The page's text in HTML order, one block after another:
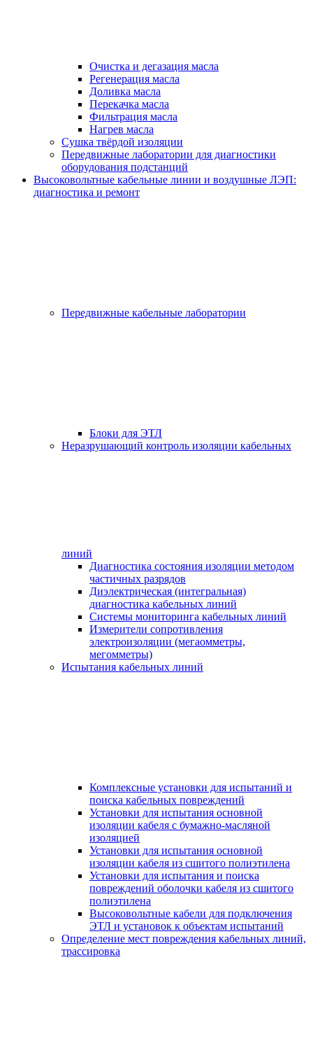
Очистка и дегазация масла
Регенерация масла
Доливка масла
Перекачка масла
Фильтрация масла
Нагрев масла
Сушка твёрдой изоляции
Передвижные лаборатории для диагностики
оборудования подстанций
Высоковольтные кабельные линии и воздушные ЛЭП:
диагностика и ремонт
Передвижные кабельные лаборатории
Блоки для ЭТЛ
Неразрушающий контроль изоляции кабельных
линий
Диагностика состояния изоляции методом
частичных разрядов
Диэлектрическая (интегральная)
диагностика кабельных линий
Системы мониторинга кабельных линий
Измерители сопротивления
электроизоляции (мегаомметры,
мегомметры)
Испытания кабельных линий
Комплексные установки для испытаний и
поиска кабельных повреждений
Установки для испытания основной
изоляции кабеля с бумажно-масляной
изоляцией
Установки для испытания основной
изоляции кабеля из сшитого полиэтилена
Установки для испытания и поиска
повреждений оболочки кабеля из сшитого
полиэтилена
Высоковольтные кабели для подключения
ЭТЛ и установок к объектам испытаний
Определение мест повреждения кабельных линий,
трассировка